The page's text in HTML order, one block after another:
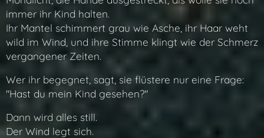
immer ihr Kind halten.
Ihr Mantel schimmert grau wie Asche, ihr Haar weht
wild im Wind, und ihre Stimme klingt wie der Schmerz
vergangener Zeiten.
Wer ihr begegnet, sagt, sie flüstere nur eine Frage:
"Hast du mein Kind gesehen?"
Dann wird alles still.
Der Wind legt sich.